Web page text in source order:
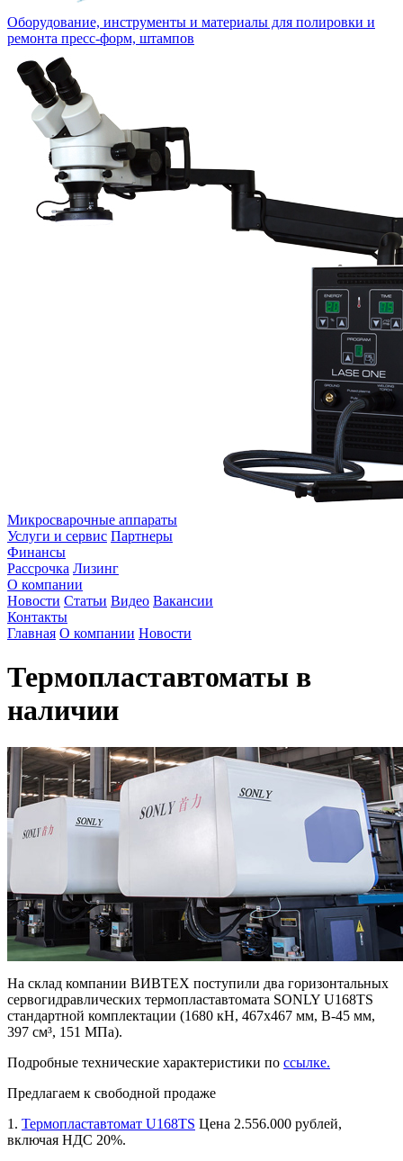
Оборудование, инструменты и материалы для полировки и
ремонта пресс-форм, штампов
Микросварочные аппараты
Услуги и сервис Партнеры
Финансы
Рассрочка Лизинг
О компании
Новости Статьи Видео Вакансии
Контакты
Главная О компании Новости
Термопластавтоматы в
наличии
На склад компании ВИВТЕХ поступили два горизонтальных
сервогидравлических термопластавтомата SONLY U168TS
стандартной комплектации (1680 кН, 467х467 мм, В-45 мм,
397 см³, 151 МПа).
Подробные технические характеристики по ссылке.
Предлагаем к свободной продаже
1. Термопластавтомат U168TS Цена 2.556.000 рублей,
включая НДС 20%.